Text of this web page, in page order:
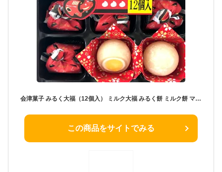
会津菓子 みるく大福（12個入） ミルク大福 みるく餅 ミルク餅 マシュマロ クリーム大福 くりーむ大福 福島土産 個包装 まざっせこらっせ ふくしま 会津土産 会津 あいづみやげ みやげ お土産 郡山銘販 三宝製菓
この商品をサイトでみる